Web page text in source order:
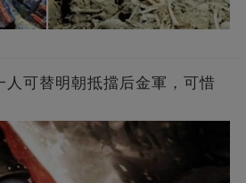
人可替明朝抵擋后金軍，可惜